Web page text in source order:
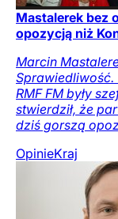
Mastalerek bez
opozycją niż
Marcin
Sprawiedliwość.
RMF FM były
stwierdził, że
dziś gorszą
OpinieKraj